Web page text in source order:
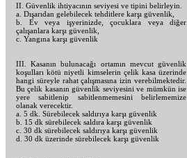
II. Güvenlik ihtiyacının seviyesi ve tipini belirleyin.
a. Dışarıdan gelebilecek tehditlere karşı güvenlik,
b. Ev veya işyerinizde, çocuklara veya diğer
çalışanlara karşı güvenlik,
c. Yangına karşı güvenlik
III. Kasanın bulunacağı ortamın mevcut güvenlik
koşulları kötü niyetli kimselerin çelik kasa üzerinde
hangi süreyle rahat çalışmasına izin verebilmektedir.
Bu çelik kasanın güvenlik seviyesini ve mümkün ise
yere sabitlenip sabitlenmemesini belirlememize
olanak verecektir.
a. 5 dk. Sürebilecek saldırıya karşı güvenlik
b. 15 dk sürebilecek saldıra karşı güvenlik
c. 30 dk sürebilecek saldırıya karşı güvenlik
d. 30 dk üzerinde sürebilecek karşı güvenlik